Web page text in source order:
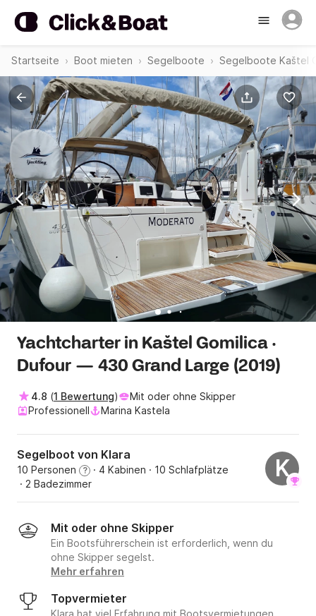
Startseite Boot mieten Segelboote Segelboote Kaštel
Yachtcharter in Kaštel Gomilica ·
Dufour — 430 Grand Large (2019)
4.8 (1 Bewertung)
Mit oder ohne Skipper
Professionell
Marina Kastela
Segelboot von Klara
10 Personen ? · 4 Kabinen · 10 Schlafplätze
· 2 Badezimmer
K
Mit oder ohne Skipper
Ein Bootsführerschein ist erforderlich, wenn du
ohne Skipper segelst.
Mehr erfahren
Topvermieter